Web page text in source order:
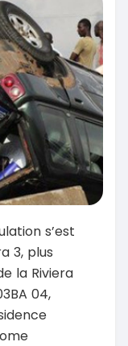
s’est
3, plus
la Riviera
04,